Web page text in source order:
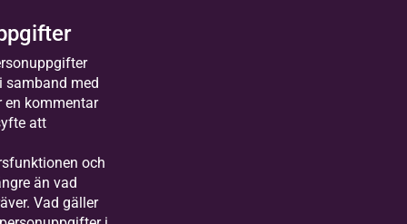
samband med
kommentar
att
och
än vad
Vad gäller